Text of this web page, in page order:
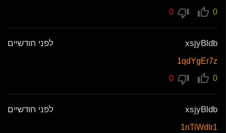
0
xsjyBldb לפני חודשיים
1qdYgEr7z
0
xsjyBldb לפני חודשיים
1nTiWdlr1